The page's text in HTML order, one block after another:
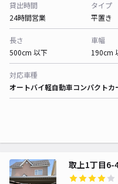
貸出時間
24時間営業
タイプ
平置き
長さ
500cm 以下
車幅
190cm
対応車種
オートバイ軽自動車コンパクトカ
取上1丁目6-